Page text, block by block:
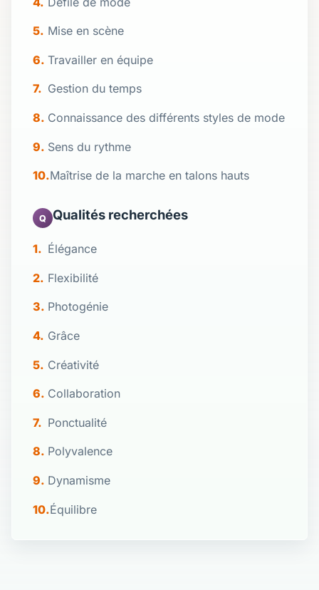
Mise en scène
Travailler en équipe
Gestion du temps
Connaissance des différents styles de mode
Sens du rythme
Maîtrise de la marche en talons hauts
Q Qualités recherchées
Élégance
Flexibilité
Photogénie
Grâce
Créativité
Collaboration
Ponctualité
Polyvalence
Dynamisme
Équilibre